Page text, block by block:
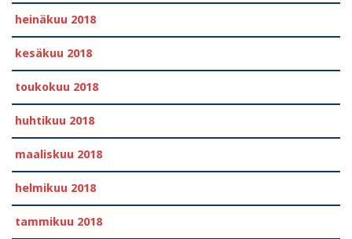
heinäkuu 2018
kesäkuu 2018
toukokuu 2018
huhtikuu 2018
maaliskuu 2018
helmikuu 2018
tammikuu 2018